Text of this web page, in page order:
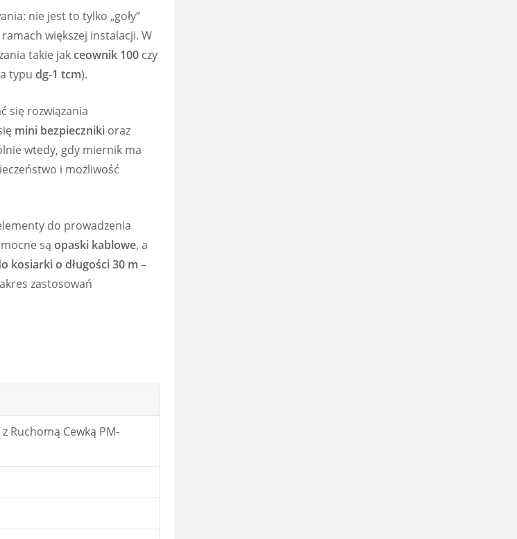
nie jest to tylko „goły”
większej instalacji. W
takie jakceownik 100 czy
typu dg-1 tcm).
się rozwiązania
mini bezpieczniki oraz
wtedy, gdy miernik ma
i możliwość
do prowadzenia
są opaski kablowe, a
kosiarki o długości 30 m –
zastosowań
Ruchomą Cewką PM-